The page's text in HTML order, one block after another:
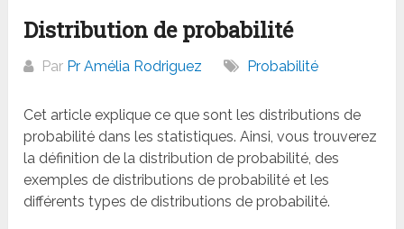
Distribution de probabilité
Par Pr Amélia Rodriguez Probabilité
Cet article explique ce que sont les distributions de
probabilité dans les statistiques. Ainsi, vous trouverez
la définition de la distribution de probabilité, des
exemples de distributions de probabilité et les
différents types de distributions de probabilité.